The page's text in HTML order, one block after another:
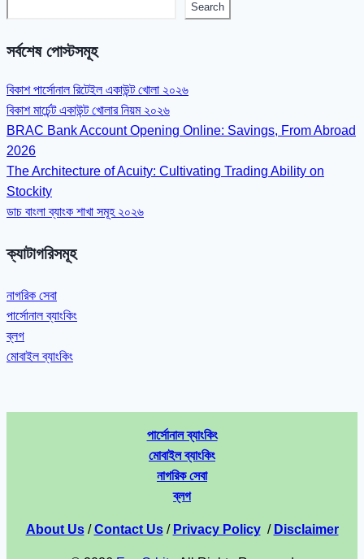
Search
সর্বশেষ পোস্টসমূহ
বিকাশ পার্সোনাল রিটেইল একাউন্ট খোলা ২০২৬
বিকাশ মার্চেন্ট একাউন্ট খোলার নিয়ম ২০২৬
BRAC Bank Account Opening Online: Savings, From Abroad
2026
The Architecture of Acuity: Cultivating Trading Ability on
Stockity
ডাচ বাংলা ব্যাংক শাখা সমূহ ২০২৬
ক্যাটাগরিসমূহ
নাগরিক সেবা
পার্সোনাল ব্যাংকিং
ব্লগ
মোবাইল ব্যাংকিং
পার্সোনাল ব্যাংকিং
মোবাইল ব্যাংকিং
নাগরিক সেবা
ব্লগ
About Us/Contact Us/ Privacy Policy / Disclaimer